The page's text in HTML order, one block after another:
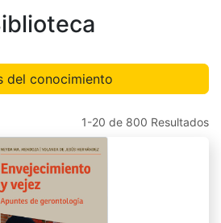
del conocimiento
1-20 de 800 Resultados